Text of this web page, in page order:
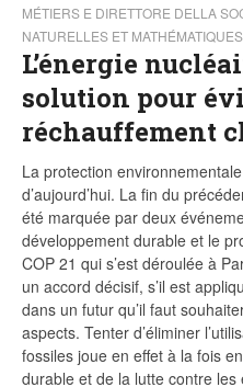
MÉTIERS E DIRETTORE DELLA
NATURELLES ET
L’énergie
solution pour
réchauffement
La protection
d’aujourd’hui. La fin du
été marquée par deux
développement durable et le
COP 21 qui s’est déroulée à
un accord décisif, s’il est
dans un futur qu’il faut
aspects. Tenter d’éliminer
fossiles joue en effet à la fois
durable et de la lutte contre